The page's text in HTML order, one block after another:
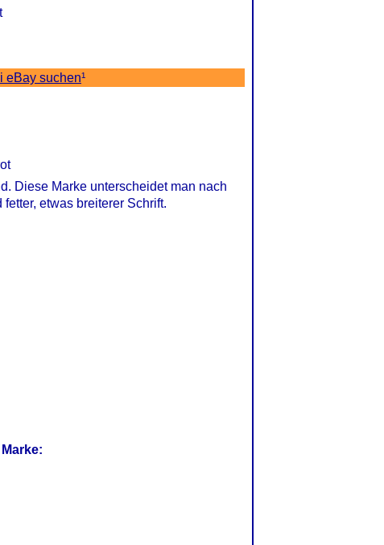
eBay suchen¹
Diese Marke unterscheidet man nach
fetter, etwas breiterer Schrift.